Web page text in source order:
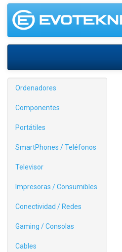
Ordenadores
Componentes
Portátiles
SmartPhones / Teléfonos
Televisor
Impresoras / Consumibles
Conectividad / Redes
Gaming / Consolas
Cables